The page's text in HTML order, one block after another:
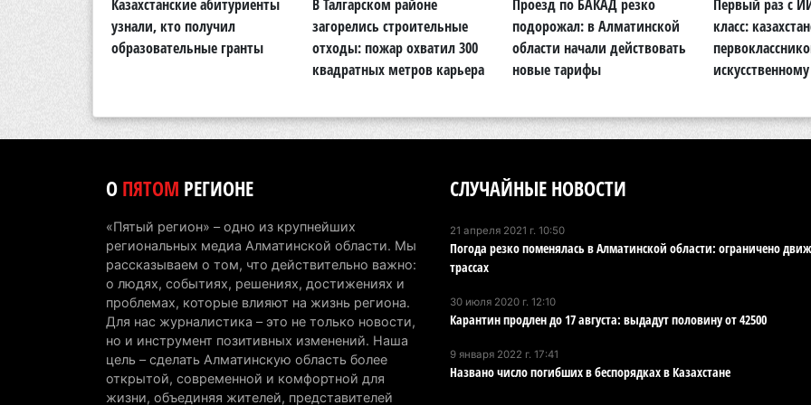
6
5
5
Казахстанские абитуриенты
узнали, кто получил
образовательные гранты
В Талгарском районе
загорелись строительные
отходы: пожар охватил 300
квадратных метров карьера
Проезд по БАКАД резко
подорожал: в Алматинской
области начали действовать
новые тарифы
Первый раз с
класс:
ОПЯТОМ РЕГИОНЕ
«Пятый регион» – одно из крупнейших
региональных медиа Алматинской области. Мы
рассказываем о том, что действительно важно:
о людях, событиях, решениях, достижениях и
проблемах, которые влияют на жизнь региона.
Для нас журналистика – это не только новости,
но и инструмент позитивных изменений. Наша
цель – сделать Алматинскую область более
открытой, современной и комфортной для
жизни, объединяя жителей, представителей
СЛУЧАЙНЫЕ НОВОСТИ
21 апреля 2021 г. 10:50
Погода резко поменялась в Алматинской области: ограничено
трассах
30 июля 2020 г. 12:10
Карантин продлен до 17 августа: выдадут половину от 42500
9 января 2022 г. 17:41
Названо число погибших в беспорядках в Казахстане